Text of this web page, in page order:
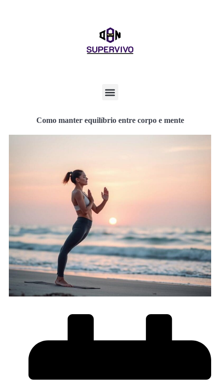
Como manter equilíbrio entre corpo e mente